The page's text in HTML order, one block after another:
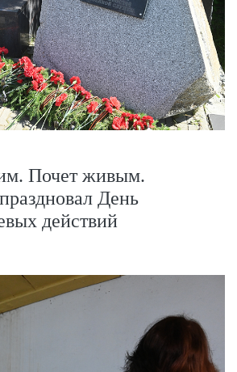
Почет живым.
День
действий